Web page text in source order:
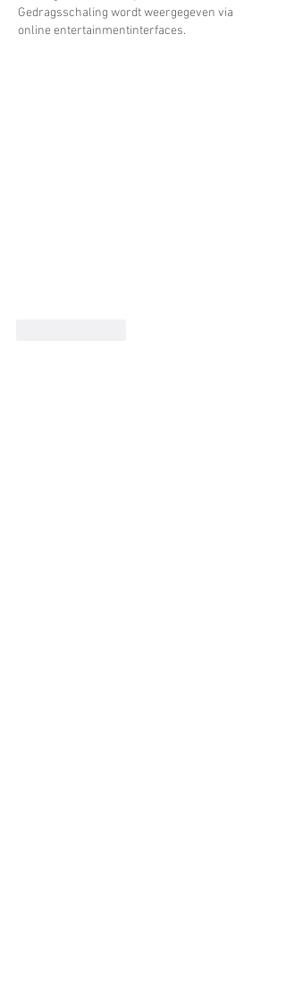
Gedragsschaling wordt weergegeven via
online entertainmentinterfaces.